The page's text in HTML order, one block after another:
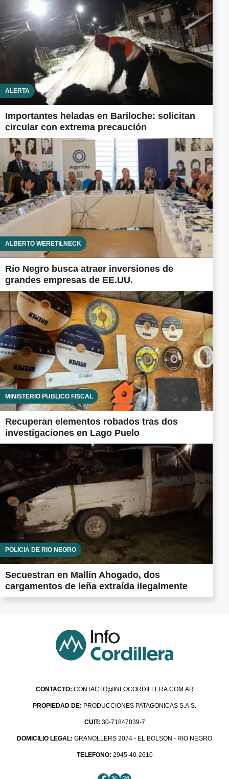
ALERTA
Importantes heladas en Bariloche: solicitan
circular con extrema precaución
ALBERTO WERETILNECK
Río Negro busca atraer inversiones de
grandes empresas de EE.UU.
MINISTERIO PÚBLICO FISCAL
Recuperan elementos robados tras dos
investigaciones en Lago Puelo
POLICÍA DE RÍO NEGRO
Secuestran en Mallín Ahogado, dos
cargamentos de leña extraída ilegalmente
CONTACTO: CONTACTO@INFOCORDILLERA.COM.AR
PROPIEDAD DE: PRODUCCIONES PATAGONICAS S.A.S.
CUIT: 30-71847039-7
DOMICILIO LEGAL: GRANOLLERS 2074 - EL BOLSON - RIO NEGRO
TELEFONO: 2945-40-2610